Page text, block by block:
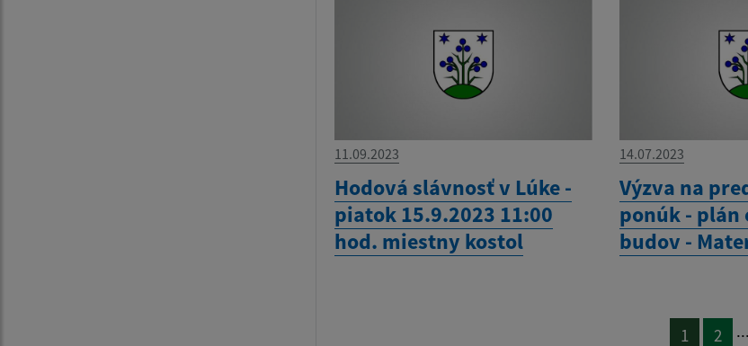
11.09.2023
Hodová slávnosť v Lúke -
piatok 15.9.2023 11:00
hod. miestny kostol
14.07.2023
Výzva na
ponúk - plán
budov -
1 2 ...